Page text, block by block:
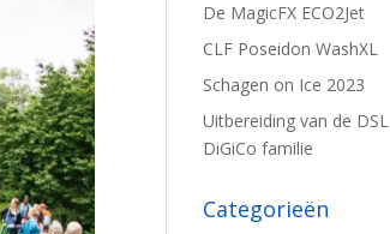
De MagicFX ECO2Jet
CLF Poseidon WashXL
Schagen on Ice 2023
Uitbereiding van de DSL
DiGiCo familie
Categorieën